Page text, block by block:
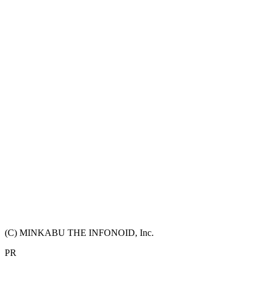
(C) MINKABU THE INFONOID, Inc.
PR